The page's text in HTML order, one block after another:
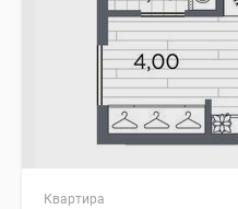
Квартира